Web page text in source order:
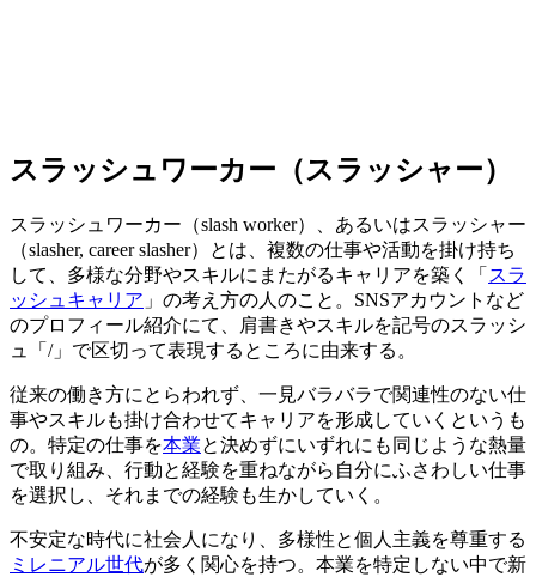
スラッシュワーカー（スラッシャー）
スラッシュワーカー（slash worker）、あるいはスラッシャー
（slasher, career slasher）とは、複数の仕事や活動を掛け持ち
して、多様な分野やスキルにまたがるキャリアを築く「 スラ
ッシュキャリア 」の考え方の人のこと。SNSアカウントなど
のプロフィール紹介にて、肩書きやスキルを記号のスラッシ
ュ「/」で区切って表現するところに由来する。
従来の働き方にとらわれず、一見バラバラで関連性のない仕
事やスキルも掛け合わせてキャリアを形成していくというも
の。特定の仕事を本業と決めずにいずれにも同じような熱量
で取り組み、行動と経験を重ねながら自分にふさわしい仕事
を選択し、それまでの経験も生かしていく。
不安定な時代に社会人になり、多様性と個人主義を尊重する
ミレニアル世代が多く関心を持つ。本業を特定しない中で新